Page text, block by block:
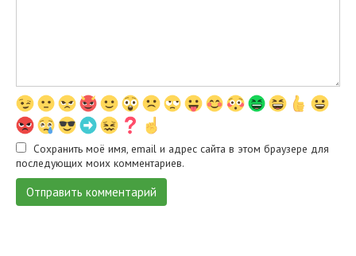
Сохранить моё имя, email и адрес сайта в этом браузере для
последующих моих комментариев.